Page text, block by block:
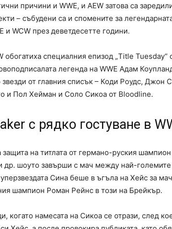
причини и WWE, и AEW затова са
– събудени са и спомените за
и WCW през деветдесетте години.
обогатиха специалния епизод „Title
легенда на WWE Адам
от главния списък – Коди Роудс, Джон
и Пол Хейман и Соло Сикоа от Bloodline.
с рядко гостуване в
защита на титлата от германо-руския
др. шоуто завърши с мач между най-
Сина беше в ъгъла на Хейс за
шампион Роман Рейнс в този на Брейкър.
когато намесата на Сикоа се отрази, след